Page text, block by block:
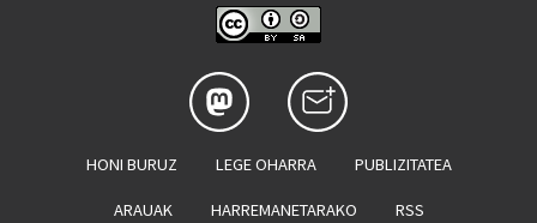
HONI BURUZ LEGE OHARRA PUBLIZITATEA
ARAUAK HARREMANETARAKO RSS